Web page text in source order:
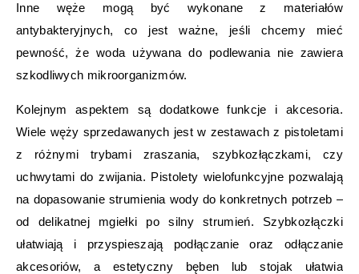
Inne węże mogą być wykonane z materiałów
antybakteryjnych, co jest ważne, jeśli chcemy mieć
pewność, że woda używana do podlewania nie zawiera
szkodliwych mikroorganizmów.
Kolejnym aspektem są dodatkowe funkcje i akcesoria.
Wiele węży sprzedawanych jest w zestawach z pistoletami
z różnymi trybami zraszania, szybkozłączkami, czy
uchwytami do zwijania. Pistolety wielofunkcyjne pozwalają
na dopasowanie strumienia wody do konkretnych potrzeb –
od delikatnej mgiełki po silny strumień. Szybkozłączki
ułatwiają i przyspieszają podłączanie oraz odłączanie
akcesoriów, a estetyczny bęben lub stojak ułatwia